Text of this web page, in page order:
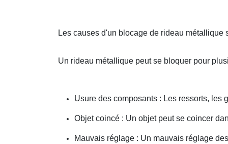
Les causes d'un blocage de rideau métallique
Un rideau métallique peut se bloquer pour
Usure des composants : Les ressorts, les
Objet coincé : Un objet peut se coincer
Mauvais réglage : Un mauvais réglage